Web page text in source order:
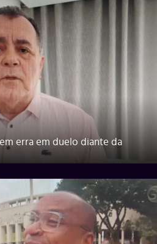
erra em duelo diante da